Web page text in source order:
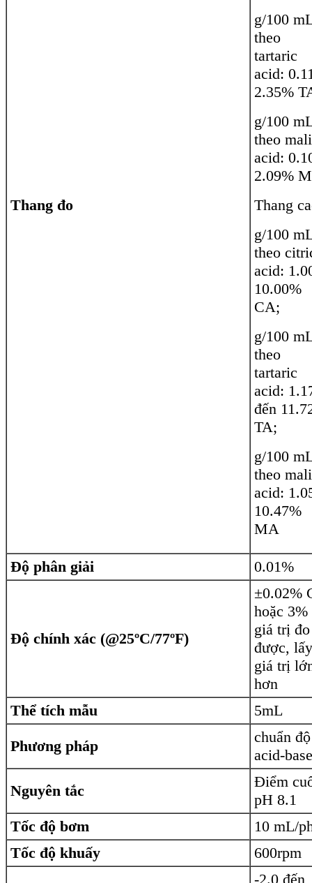
Thang đo
g/100
theo
tartaric
acid:
2.35%
g/100
theo
acid:
2.09%
Thang
g/100
theo
acid:
10.00%
CA;
g/100
theo
tartaric
acid:
đến
TA;
g/100
theo
acid:
10.47%
MA
Độ phân giải 0.01%
Độ chính xác (@25ºC/77ºF)
±0.02%
hoặc 3%
giá trị đo
được, lấy
giá trị
hơn
Thể tích mẫu
5mL
Phương pháp
chuẩn độ
acid-base
Nguyên tắc
Điểm
pH 8.1
Tốc độ bơm
10 mL/
Tốc độ khuấy
600rpm
-2.0 đến